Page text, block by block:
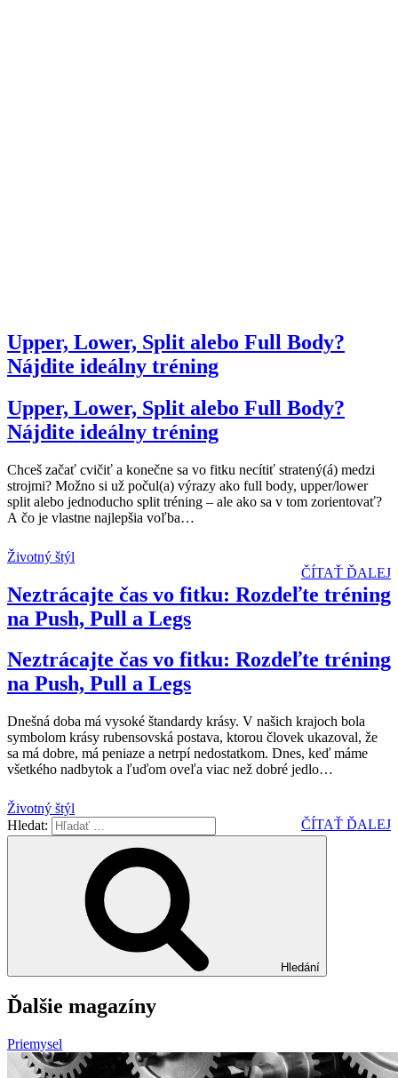
Upper, Lower, Split alebo Full Body?
Nájdite ideálny tréning
Upper, Lower, Split alebo Full Body?
Nájdite ideálny tréning
Chceš začať cvičiť a konečne sa vo fitku necítiť stratený(á) medzi
strojmi? Možno si už počul(a) výrazy ako full body, upper/lower
split alebo jednoducho split tréning – ale ako sa v tom zorientovať?
A čo je vlastne najlepšia voľba…
Životný štýl
ČÍTAŤ ĎALEJ
Neztrácajte čas vo fitku: Rozdeľte tréning
na Push, Pull a Legs
Neztrácajte čas vo fitku: Rozdeľte tréning
na Push, Pull a Legs
Dnešná doba má vysoké štandardy krásy. V našich krajoch bola
symbolom krásy rubensovská postava, ktorou človek ukazoval, že
sa má dobre, má peniaze a netrpí nedostatkom. Dnes, keď máme
všetkého nadbytok a ľuďom oveľa viac než dobré jedlo…
Životný štýl
ČÍTAŤ ĎALEJ
Hledat:
Hledání
Ďalšie magazíny
Priemysel